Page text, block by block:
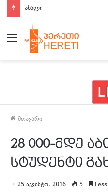
ახალი ამბები 15:00 საათზე
მენიუ
მთავარი
28 000-მდე
სტუდენტი
25 აგვისტო, 2016 5